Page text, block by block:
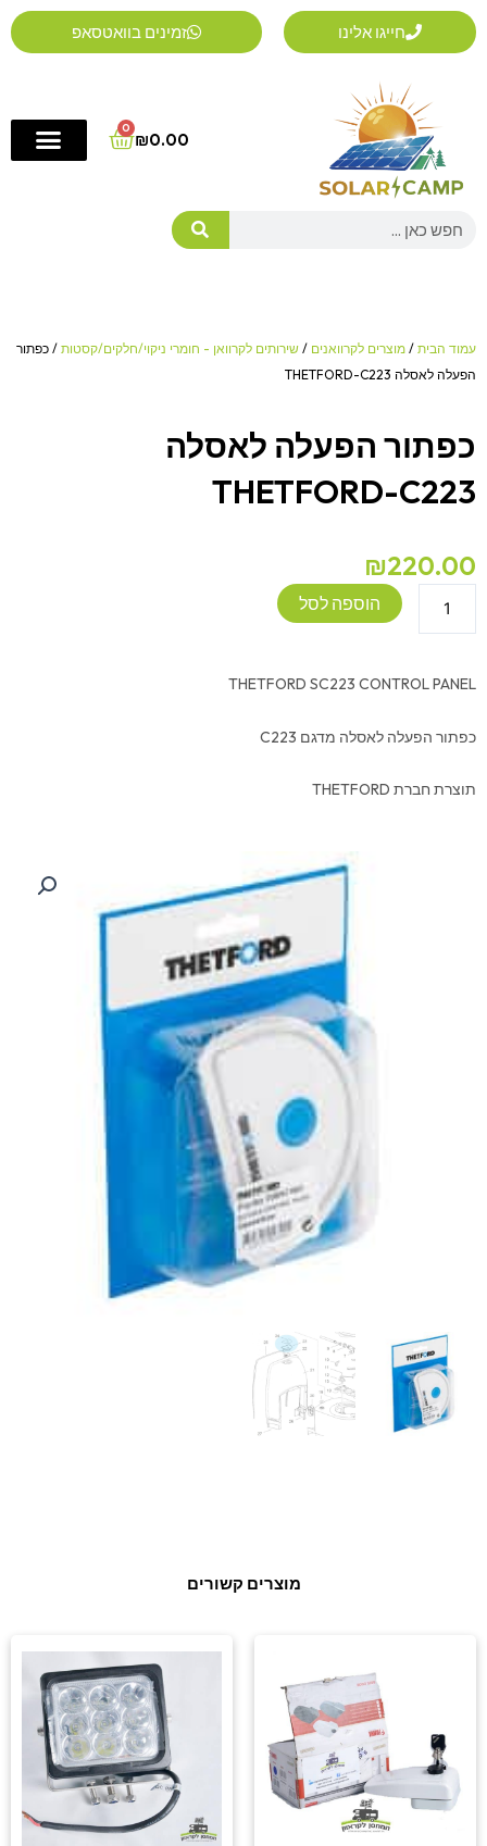
דילוג
לתוכן
חייגו אלינו זמינים בוואטסאפ
₪0.00
0
Cart
Search
עמוד הבית / מוצרים לקרוואנים / שירותים לקרוואן - חומרי ניקוי/חלקים/קסטות / כפתור
הפעלה לאסלה THETFORD-C223
כפתור הפעלה לאסלה
THETFORD-C223
₪220.00
הוספה לסל
THETFORD SC223 CONTROL PANEL
כפתור הפעלה לאסלה מדגם C223
תוצרת חברת THETFORD
מוצרים קשורים